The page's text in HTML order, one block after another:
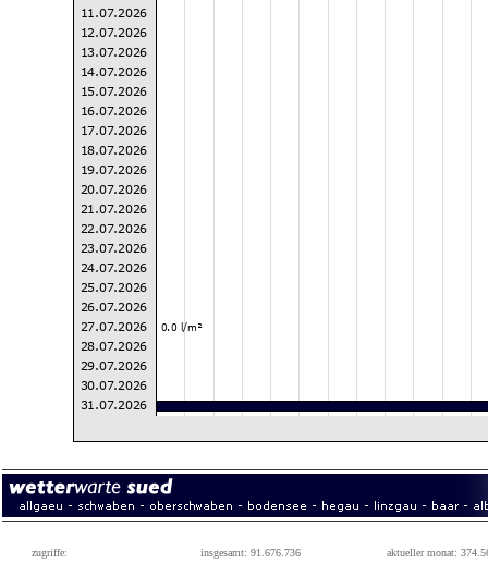
zugriffe: insgesamt: 91.676.736
aktueller monat: